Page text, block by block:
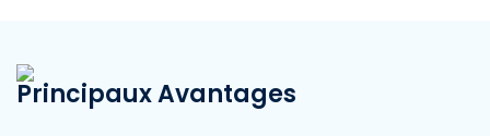
Principaux Avantages